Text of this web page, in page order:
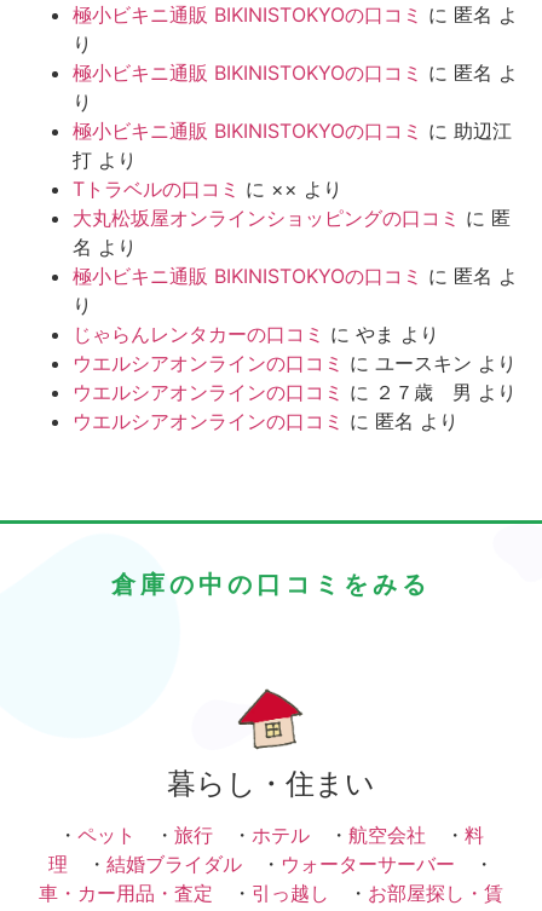
極小ビキニ通販 BIKINISTOKYOの口コミ に 匿名 よ
り
極小ビキニ通販 BIKINISTOKYOの口コミ に 匿名 よ
り
極小ビキニ通販 BIKINISTOKYOの口コミ に 助辺江
打 より
Tトラベルの口コミ に ×× より
大丸松坂屋オンラインショッピングの口コミ に 匿
名 より
極小ビキニ通販 BIKINISTOKYOの口コミ に 匿名 よ
り
じゃらんレンタカーの口コミ に やま より
ウエルシアオンラインの口コミ に ユースキン より
ウエルシアオンラインの口コミ に ２７歳 男 より
ウエルシアオンラインの口コミ に 匿名 より
倉庫の中の口コミをみる
暮らし・住まい
・ ペット ・ 旅行 ・ ホテル ・ 航空会社 ・ 料
理 ・ 結婚ブライダル ・ ウォーターサーバー ・
車・カー用品・査定 ・ 引っ越し ・ お部屋探し・賃